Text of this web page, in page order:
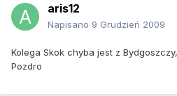
aris12
Napisano 9 Grudzień 2009
Kolega Skok chyba jest z
Pozdro